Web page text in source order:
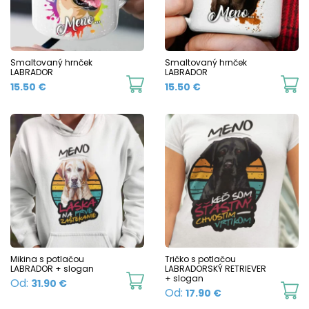
may
be
chosen
on
product
Smaltovaný hrnček
LABRADOR
15.50 €
This
has
multiple
variants.
options
be
chosen
on
Smaltovaný hrnček
LABRADOR
15.50 €
Mikina s potlačou
LABRADOR + slogan
Od: 31.90 €
This
product
Tričko s potlačou
LABRADORSKÝ RETRIEVER
+ slogan
Od: 17.90 €